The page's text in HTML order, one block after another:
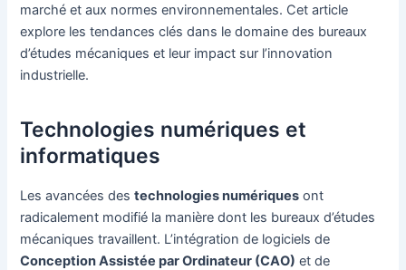
marché et aux normes environnementales. Cet article
explore les tendances clés dans le domaine des bureaux
d’études mécaniques et leur impact sur l’innovation
industrielle.
Technologies numériques et
informatiques
Les avancées destechnologies numériques ont
radicalement modifié la manière dont les bureaux d’études
mécaniques travaillent. L’intégration de logiciels de
Conception Assistée par Ordinateur (CAO) et de